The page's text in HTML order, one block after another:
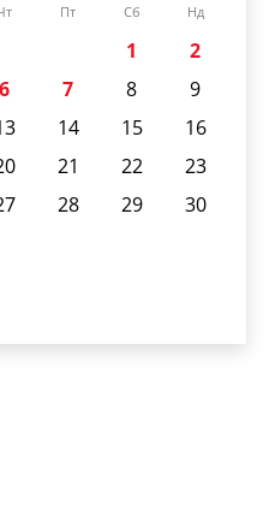
Пт Сб Нд
1
2
6 7 8
9
14 15
16
21 22
23
28 29
30